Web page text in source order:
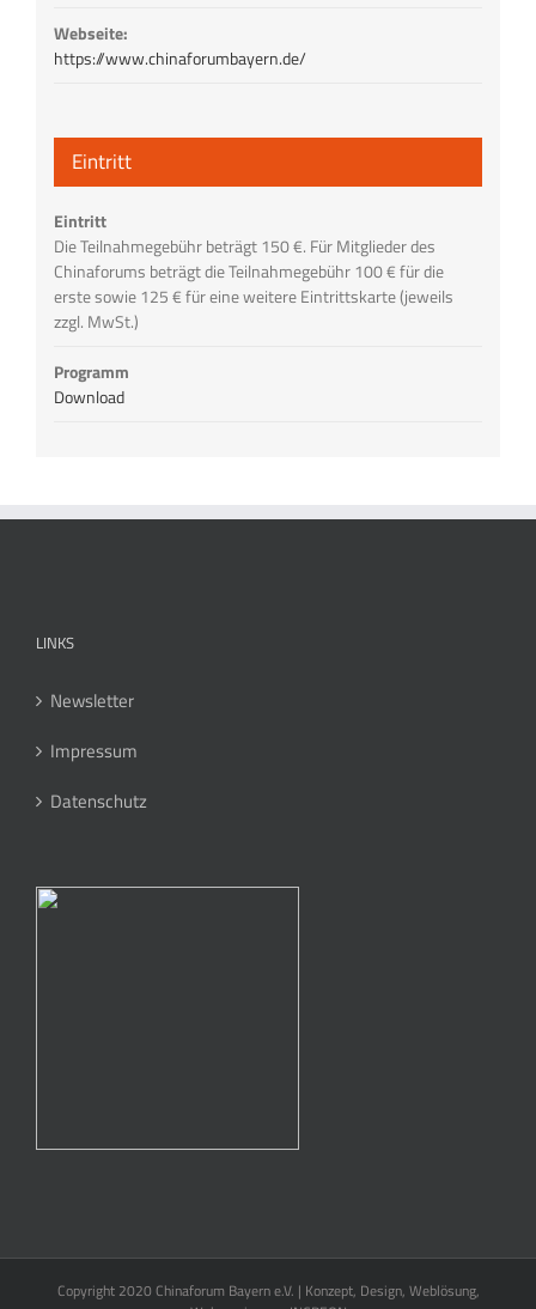
Webseite:
https://www.chinaforumbayern.de/
Eintritt
Eintritt
Die Teilnahmegebühr beträgt 150 €. Für Mitglieder des
Chinaforums beträgt die Teilnahmegebühr 100 € für die
erste sowie 125 € für eine weitere Eintrittskarte (jeweils
zzgl. MwSt.)
Programm
Download
LINKS
Newsletter
Impressum
Datenschutz
Copyright 2020 Chinaforum Bayern e.V. | Konzept, Design, Weblösung,